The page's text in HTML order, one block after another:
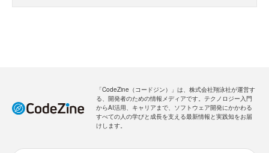
「CodeZine（コードジン）」は、株式会社翔泳社が運営す
る、開発者のための情報メディアです。テクノロジー入門
からAI活用、キャリアまで、ソフトウェア開発にかかわる
すべての人の学びと成長を支える最新情報と実践知をお届
けします。